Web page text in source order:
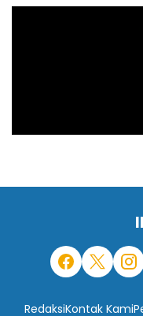
RedaksiKontak Kami